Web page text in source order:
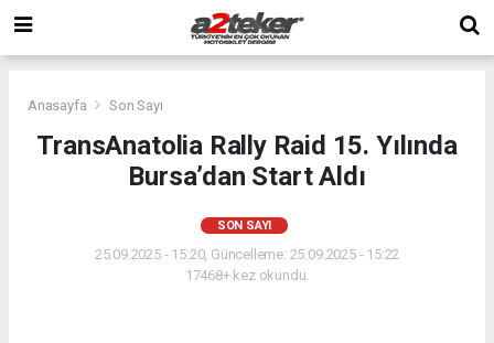
Anasayfa Son Sayı
TransAnatolia Rally Raid 15. Yılında
Bursa’dan Start Aldı
SON SAYI
25.09.2025 - 15:20, Güncelleme: 25.09.2025 - 15:22
17468+ kez okundu.